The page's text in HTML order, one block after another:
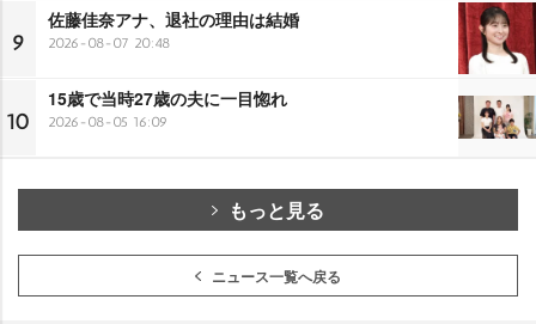
9
佐藤佳奈アナ、退社の理由は結婚
2026-08-07 20:48
10
15歳で当時27歳の夫に一目惚れ
2026-08-05 16:09
もっと見る
ニュース一覧へ戻る